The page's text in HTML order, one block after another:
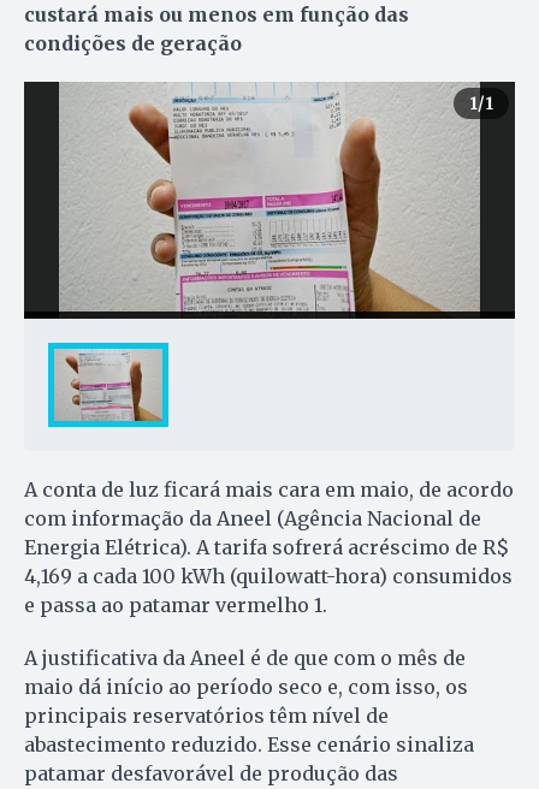
custará mais ou menos em função das
condições de geração
1/1
A conta de luz ficará mais cara em maio, de acordo
com informação da Aneel (Agência Nacional de
Energia Elétrica). A tarifa sofrerá acréscimo de R$
4,169 a cada 100 kWh (quilowatt-hora) consumidos
e passa ao patamar vermelho 1.
A justificativa da Aneel é de que com o mês de
maio dá início ao período seco e, com isso, os
principais reservatórios têm nível de
abastecimento reduzido. Esse cenário sinaliza
patamar desfavorável de produção das